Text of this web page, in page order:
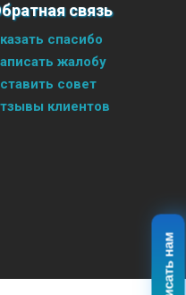
связь
спасибо
жалобу
совет
клиентов